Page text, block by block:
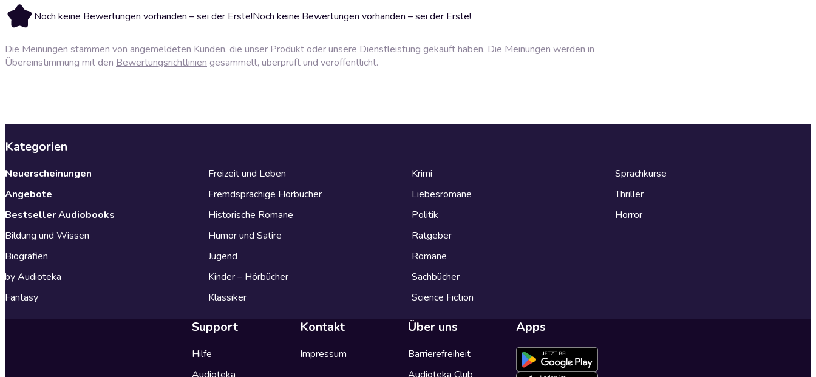
Noch keine Bewertungen vorhanden – sei der Erste!Noch keine Bewertungen vorhanden – sei der Erste!
Die Meinungen stammen von angemeldeten Kunden, die unser Produkt oder unsere Dienstleistung gekauft haben. Die Meinungen werden in
Übereinstimmung mit den Bewertungsrichtlinien gesammelt, überprüft und veröffentlicht.
Kategorien
Neuerscheinungen
Angebote
Bestseller Audiobooks
Bildung und Wissen
Biografien
by Audioteka
Fantasy
Freizeit und Leben
Fremdsprachige Hörbücher
Historische Romane
Humor und Satire
Jugend
Kinder – Hörbücher
Klassiker
Krimi
Liebesromane
Politik
Ratgeber
Romane
Sachbücher
Science Fiction
Sprachkurse
Thriller
Horror
Support
Hilfe
Kontakt
Impressum
Über uns
Barrierefreiheit
Apps